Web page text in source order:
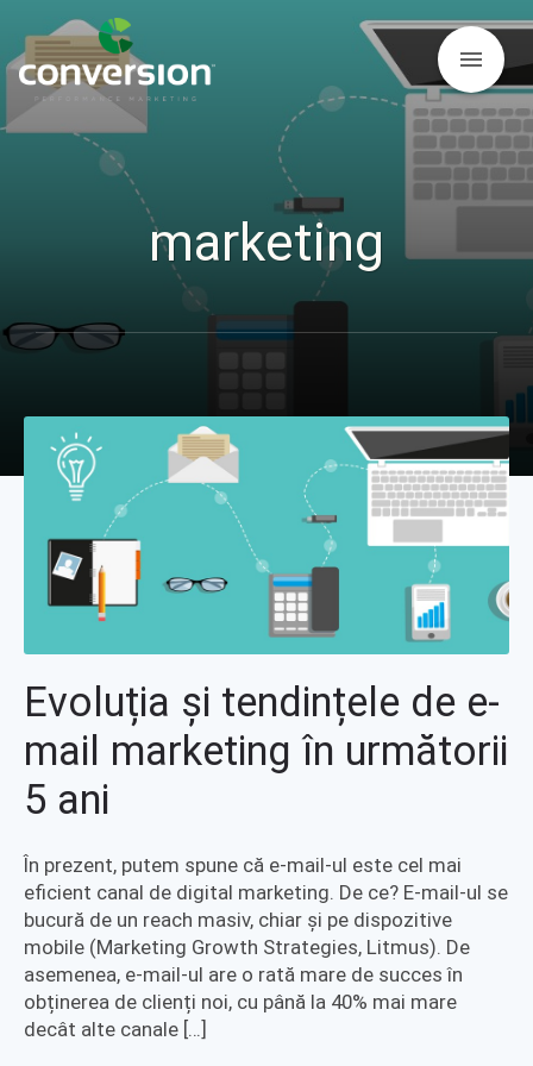
menu
marketing
Evoluția și tendințele de e-
mail marketing în următorii
5 ani
În prezent, putem spune că e-mail-ul este cel mai
eficient canal de digital marketing. De ce? E-mail-ul se
bucură de un reach masiv, chiar și pe dispozitive
mobile (Marketing Growth Strategies, Litmus). De
asemenea, e-mail-ul are o rată mare de succes în
obținerea de clienți noi, cu până la 40% mai mare
decât alte canale […]